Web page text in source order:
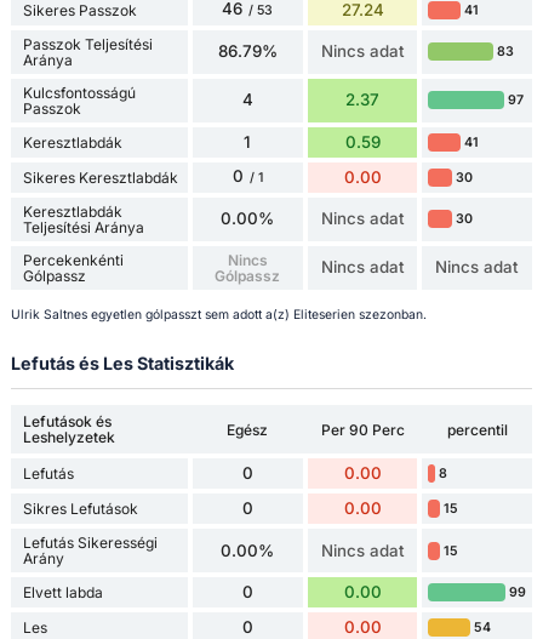
Sikeres Passzok 46 / 53 27.24 41
Passzok Teljesítési
Aránya
86.79% Nincs adat 83
Kulcsfontosságú
Passzok
4 2.37 97
Keresztlabdák 1 0.59 41
Sikeres Keresztlabdák 0 / 1 0.00 30
Keresztlabdák
Teljesítési Aránya
0.00% Nincs adat 30
Percekenkénti
Gólpassz
Nincs
Gólpassz
Nincs adat Nincs adat
Ulrik Saltnes egyetlen gólpasszt sem adott a(z) Eliteserien szezonban.
Lefutás és Les Statisztikák
Lefutások és
Leshelyzetek
Egész Per 90 Perc percentil
Lefutás 0 0.00 8
Sikres Lefutások 0 0.00 15
Lefutás Sikerességi
Arány
0.00% Nincs adat 15
Elvett labda 0 0.00 99
Les 0 0.00 54